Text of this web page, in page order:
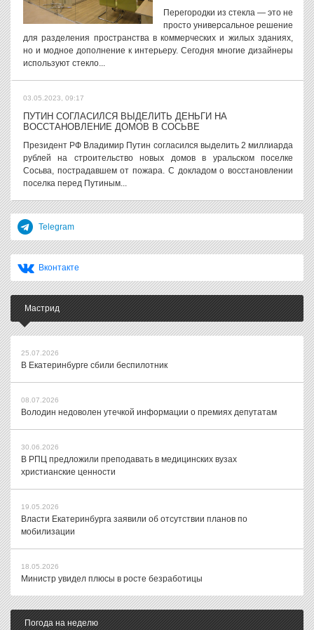
Перегородки из стекла — это не
просто универсальное решение
для разделения пространства в коммерческих и жилых зданиях,
но и модное дополнение к интерьеру. Сегодня многие дизайнеры
используют стекло...
03.05.2023, 09:17
ПУТИН СОГЛАСИЛСЯ ВЫДЕЛИТЬ ДЕНЬГИ НА
ВОССТАНОВЛЕНИЕ ДОМОВ В СОСЬВЕ
Президент РФ Владимир Путин согласился выделить 2 миллиарда
рублей на строительство новых домов в уральском поселке
Сосьва, пострадавшем от пожара. С докладом о восстановлении
поселка перед Путиным...
Telegram
Вконтакте
Мастрид
25.07.2026
В Екатеринбурге сбили беспилотник
08.07.2026
Володин недоволен утечкой информации о премиях депутатам
30.06.2026
В РПЦ предложили преподавать в медицинских вузах
христианские ценности
19.05.2026
Власти Екатеринбурга заявили об отсутствии планов по
мобилизации
18.05.2026
Министр увидел плюсы в росте безработицы
Погода на неделю